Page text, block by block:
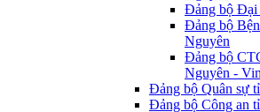
Đảng bộ Đại
Đảng bộ
Nguyên
Đảng bộ
Nguyên -
Đảng bộ Quân sự
Đảng bộ Công an